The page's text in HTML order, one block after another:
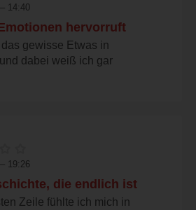
14:40
hervorruft
gewisse Etwas in
dabei weiß ich gar
19:26
die endlich ist
Zeile fühlte ich mich in